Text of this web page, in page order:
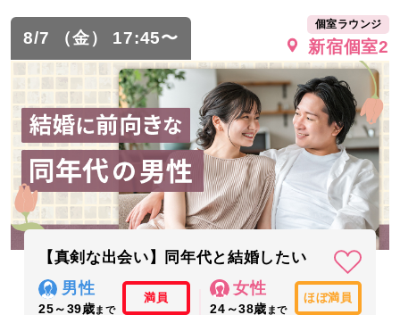
8/7 （金） 17:45〜
個室ラウンジ
新宿個室2
【真剣な出会い】同年代と結婚したい
男性
25～39歳まで
満員
女性
24～38歳 まで
ほぼ満員